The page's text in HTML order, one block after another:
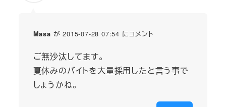
Masa が 2015-07-28 07:54 にコメント
ご無沙汰してます。
夏休みのバイトを大量採用したと言う事で
しょうかね。